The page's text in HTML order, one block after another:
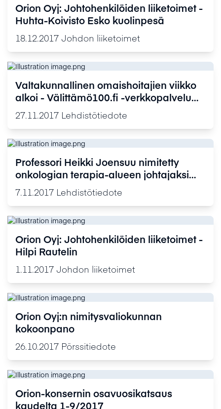
Orion Oyj: Johtohenkilöiden liiketoimet -
Huhta-Koivisto Esko kuolinpesä
18.12.2017 Johdon liiketoimet
Valtakunnallinen omaishoitajien viikko
alkoi - Välittämö100.fi -verkkopalvelu
haastaa suomalaiset välittämään
omaishoitajista
27.11.2017 Lehdistötiedote
Professori Heikki Joensuu nimitetty
onkologian terapia-alueen johtajaksi
Orion Oyj:n tutkimukseen ja kehitykseen
7.11.2017 Lehdistötiedote
Orion Oyj: Johtohenkilöiden liiketoimet -
Hilpi Rautelin
1.11.2017 Johdon liiketoimet
Orion Oyj:n nimitysvaliokunnan
kokoonpano
26.10.2017 Pörssitiedote
Orion-konsernin osavuosikatsaus
kaudelta 1-9/2017